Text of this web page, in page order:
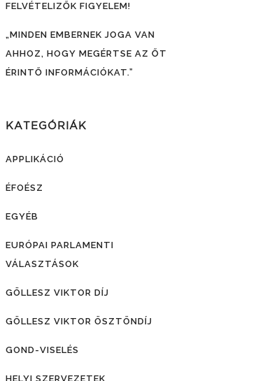
FELVÉTELIZŐK FIGYELEM!
„MINDEN EMBERNEK JOGA VAN
AHHOZ, HOGY MEGÉRTSE AZ ŐT
ÉRINTŐ INFORMÁCIÓKAT.”
KATEGÓRIÁK
APPLIKÁCIÓ
ÉFOÉSZ
EGYÉB
EURÓPAI PARLAMENTI
VÁLASZTÁSOK
GÖLLESZ VIKTOR DÍJ
GÖLLESZ VIKTOR ÖSZTÖNDÍJ
GOND-VISELÉS
HELYI SZERVEZETEK